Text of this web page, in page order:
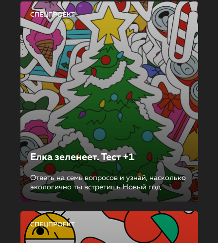
СПЕЦПРОЕКТ
Елка зеленеет. Тест +1
Ответь на семь вопросов и узнай, насколько
экологично ты встретишь Новый год
СПЕЦПРОЕКТ